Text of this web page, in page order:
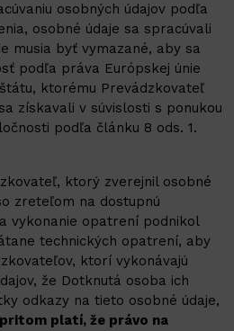
osobných údajov podľa
osobné údaje sa spracúvali
musia byť vymazané, aby sa
podľa práva Európskej únie
ktorému Prevádzkovateľ
získavali v súvislosti s ponukou
podľa článku 8 ods. 1.
ktorý zverejnil osobné
zreteľom na dostupnú
vykonanie opatrení podnikol
technických opatrení, aby
ktorí vykonávajú
že Dotknutá osoba ich
odkazy na tieto osobné údaje,
pritom platí, že právo na